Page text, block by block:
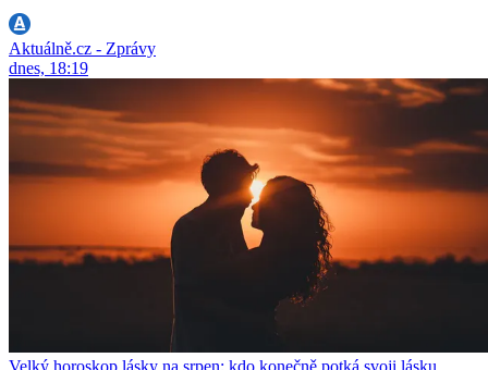
Aktuálně.cz - Zprávy
dnes, 18:19
Velký horoskop lásky na srpen: kdo konečně potká svoji lásku